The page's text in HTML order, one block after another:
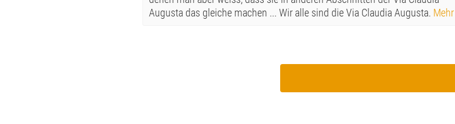
Augusta das gleiche machen ... Wir alle sind die Via Claudia Augusta. Mehr